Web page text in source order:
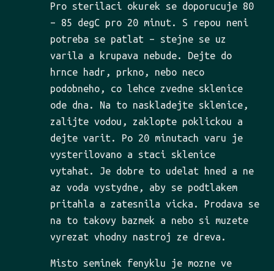
Pro sterilaci okurek se doporucuje 80
– 85 degC pro 20 minut. S repou neni
potreba se patlat – stejne se uz
varila a krupava nebude. Dejte do
hrnce hadr, prkno, nebo neco
podobneho, co lehce zvedne sklenice
ode dna. Na to naskladejte sklenice,
zalijte vodou, zaklopte poklickou a
dejte varit. Po 20 minutach varu je
vysterilovano a staci sklenice
vytahat. Je dobre to udelat hned a ne
az voda vystydne, aby se podtlakem
pritahla a zatesnila vicka. Prodava se
na to takovy bazmek a nebo si muzete
vyrezat vhodny nastroj ze dreva.
Misto seminek fenyklu je mozne ve